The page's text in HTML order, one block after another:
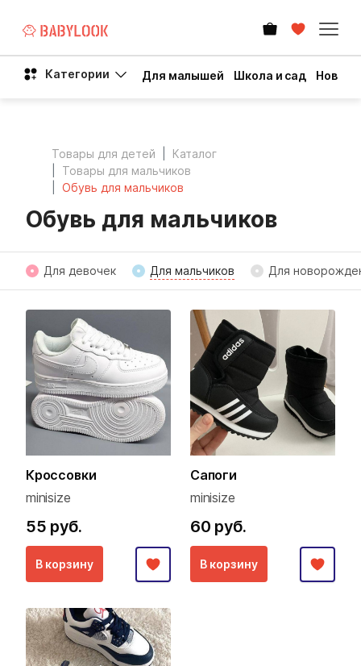
Категории Для малышей Школа и сад Новый
Товары для детей
Каталог
Товары для мальчиков
Обувь для мальчиков
Обувь для мальчиков
Для девочек Для мальчиков Для
Кроссовки
minisize
55 руб.
В корзину
Сапоги
minisize
60 руб.
В корзину